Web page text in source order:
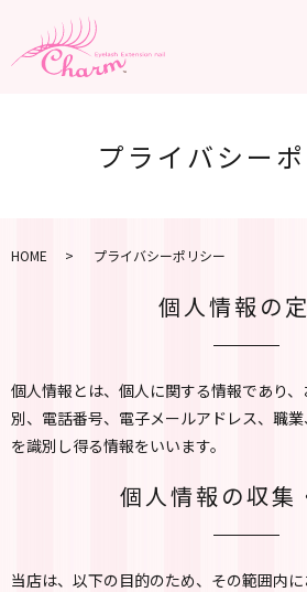
プライバシー
HOME プライバシーポリシー
個人情報の
個人情報とは、個人に関する情報であり
別、電話番号、電子メールアドレス、職
を識別し得る情報をいいます。
個人情報の収集
当店は、以下の目的のため、その範囲内